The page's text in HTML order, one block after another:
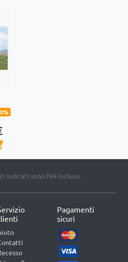
indicati sono IVA inclusa.
Pagamenti
sicuri